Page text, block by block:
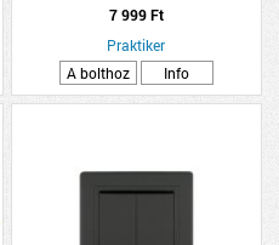
7 999 Ft
Praktiker
A bolthoz
Info